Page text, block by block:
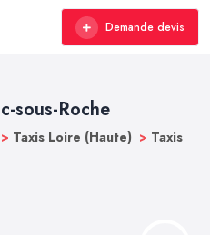
Demande devis
sous-Roche
> Taxis Loire (Haute) > Taxis